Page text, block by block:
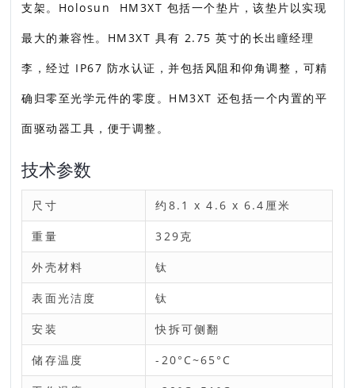
支架。Holosun HM3XT 包括一个垫片，该垫片以实现
最大的兼容性。HM3XT 具有 2.75 英寸的长出瞳经理
李，经过 IP67 防水认证，并包括风阻和仰角调整，可精
确归零至光学元件的零度。HM3XT 还包括一个内置的平
面驱动器工具，便于调整。
技术参数
尺寸 约8.1 x 4.6 x 6.4厘米
重量 329克
外壳材料 钛
表面光洁度 钛
安装 快拆可侧翻
储存温度 -20°C~65°C